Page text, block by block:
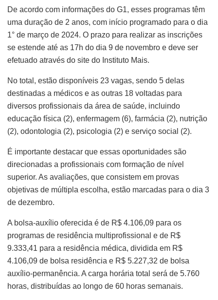
De acordo com informações do G1, esses programas têm
uma duração de 2 anos, com início programado para o dia
1° de março de 2024. O prazo para realizar as inscrições
se estende até as 17h do dia 9 de novembro e deve ser
efetuado através do site do Instituto Mais.
No total, estão disponíveis 23 vagas, sendo 5 delas
destinadas a médicos e as outras 18 voltadas para
diversos profissionais da área de saúde, incluindo
educação física (2), enfermagem (6), farmácia (2), nutrição
(2), odontologia (2), psicologia (2) e serviço social (2).
É importante destacar que essas oportunidades são
direcionadas a profissionais com formação de nível
superior. As avaliações, que consistem em provas
objetivas de múltipla escolha, estão marcadas para o dia 3
de dezembro.
A bolsa-auxílio oferecida é de R$ 4.106,09 para os
programas de residência multiprofissional e de R$
9.333,41 para a residência médica, dividida em R$
4.106,09 de bolsa residência e R$ 5.227,32 de bolsa
auxílio-permanência. A carga horária total será de 5.760
horas, distribuídas ao longo de 60 horas semanais.